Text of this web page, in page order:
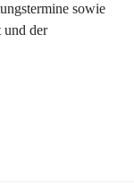
sowie
und der